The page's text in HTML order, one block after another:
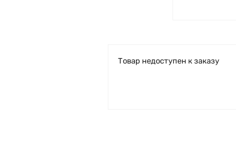
Товар недоступен к заказу